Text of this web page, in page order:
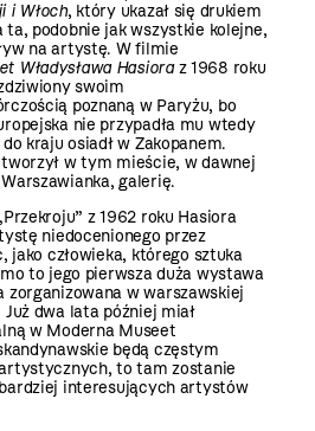
i Włoch, który ukazał się drukiem
ta, podobnie jak wszystkie kolejne,
na artystę. W filmie
Władysława Hasioraz 1968 roku
swoim
poznaną w Paryżu, bo
nie przypadła mu wtedy
kraju osiadł w Zakopanem.
w tym mieście, w dawnej
galerię.
z 1962 roku Hasiora
niedocenionego przez
jako człowieka, którego sztuka
to jego pierwsza duża wystawa
zorganizowana w warszawskiej
dwa lata później miał
w Moderna Museet
będą częstym
to tam zostanie
interesujących artystów